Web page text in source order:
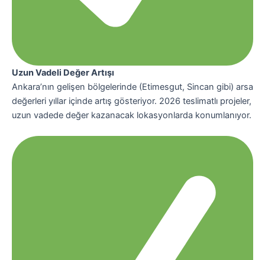
Uzun Vadeli Değer Artışı
Ankara’nın gelişen bölgelerinde (Etimesgut, Sincan gibi) arsa
değerleri yıllar içinde artış gösteriyor. 2026 teslimatlı projeler,
uzun vadede değer kazanacak lokasyonlarda konumlanıyor.